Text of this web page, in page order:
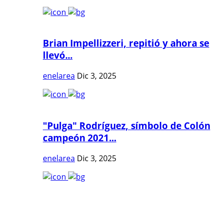
Brian Impellizzeri, repitió y ahora se
llevó...
enelarea Dic 3, 2025
"Pulga" Rodríguez, símbolo de Colón
campeón 2021...
enelarea Dic 3, 2025